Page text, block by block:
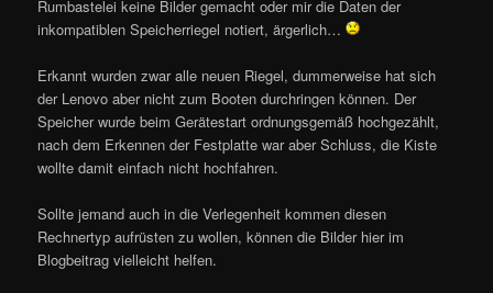
Rumbastelei keine Bilder gemacht oder mir die Daten der
inkompatiblen Speicherriegel notiert, ärgerlich…
Erkannt wurden zwar alle neuen Riegel, dummerweise hat sich
der Lenovo aber nicht zum Booten durchringen können. Der
Speicher wurde beim Gerätestart ordnungsgemäß hochgezählt,
nach dem Erkennen der Festplatte war aber Schluss, die Kiste
wollte damit einfach nicht hochfahren.
Sollte jemand auch in die Verlegenheit kommen diesen
Rechnertyp aufrüsten zu wollen, können die Bilder hier im
Blogbeitrag vielleicht helfen.